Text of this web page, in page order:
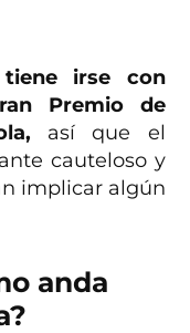
tiene irse con
Premio de
así que el
cauteloso y
implicar algún
anda